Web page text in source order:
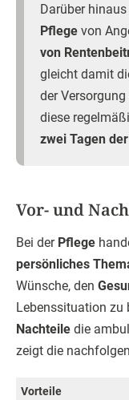
Darüber
Pflege von
von
gleicht damit
der
diese
zwei Tagen
Vor- und
Bei der Pflege
persönliches
Wünsche, den
Lebenssituation zu
Nachteile die
zeigt die
Vorteile